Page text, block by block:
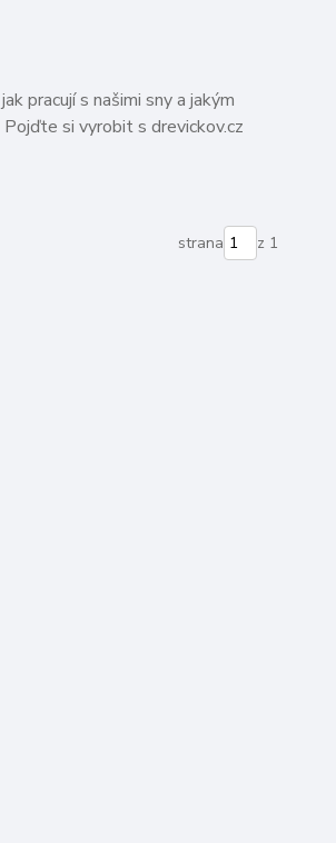
pracují s našimi sny a jakým
si vyrobit s drevickov.cz
strana z 1